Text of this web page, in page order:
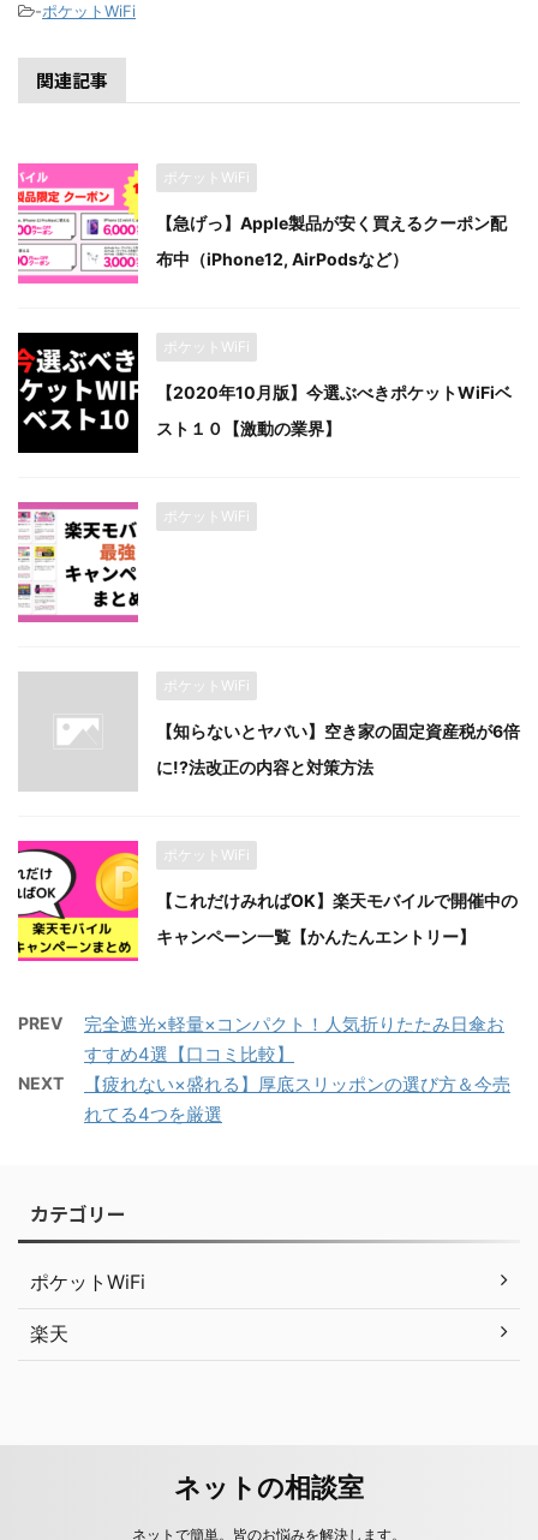
-ポケットWiFi
関連記事
ポケットWiFi
【急げっ】Apple製品が安く買えるクーポン配
布中（iPhone12, AirPodsなど）
ポケットWiFi
【2020年10月版】今選ぶべきポケットWiFiベ
スト１０【激動の業界】
ポケットWiFi
ポケットWiFi
【知らないとヤバい】空き家の固定資産税が6倍
に!?法改正の内容と対策方法
ポケットWiFi
【これだけみればOK】楽天モバイルで開催中の
キャンペーン一覧【かんたんエントリー】
PREV
完全遮光×軽量×コンパクト！人気折りたたみ日傘お
すすめ4選【口コミ比較】
NEXT
【疲れない×盛れる】厚底スリッポンの選び方＆今売
れてる4つを厳選
カテゴリー
ポケットWiFi
楽天
ネットの相談室
ネットで簡単。皆のお悩みを解決します。